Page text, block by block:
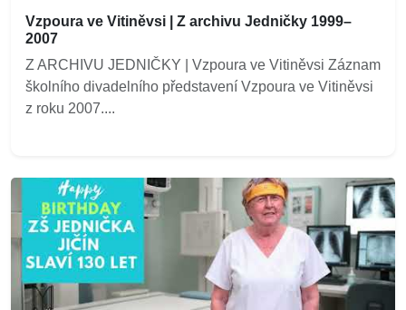
Vzpoura ve Vitiněvsi | Z archivu Jedničky 1999–
2007
Z ARCHIVU JEDNIČKY | Vzpoura ve Vitiněvsi Záznam
školního divadelního představení Vzpoura ve Vitiněvsi
z roku 2007....